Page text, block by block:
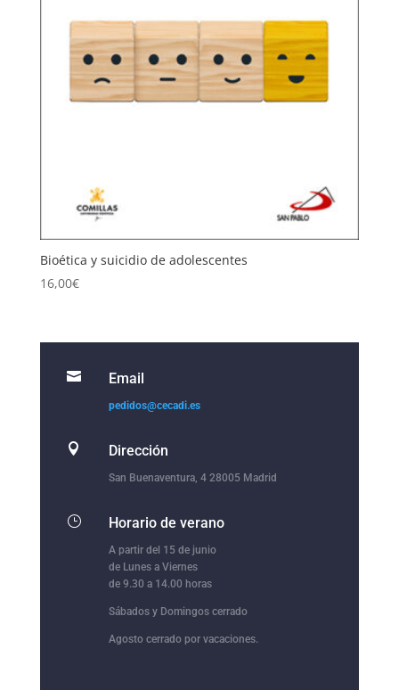
Bioética y suicidio de adolescentes
16,00€
 Email
pedidos@cecadi.es
 Dirección
San Buenaventura, 4 28005 Madrid
} Horario de verano
A partir del 15 de junio
de Lunes a Viernes
de 9.30 a 14.00 horas
Sábados y Domingos cerrado
Agosto cerrado por vacaciones.